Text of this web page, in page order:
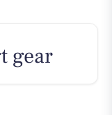
gear